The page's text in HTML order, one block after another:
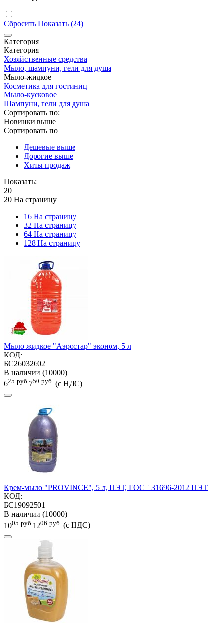
Сбросить Показать (24)
Категория
Категория
Хозяйственные средства
Мыло, шампуни, гели для душа
Мыло-жидкое
Косметика для гостиниц
Мыло-кусковое
Шампуни, гели для душа
Сортировать по:
Новинки выше
Сортировать по
Дешевые выше
Дорогие выше
Хиты продаж
Показать:
20
20 На страницу
16 На страницу
32 На страницу
64 На страницу
128 На страницу
Мыло жидкое "Аэростар" эконом, 5 л
КОД:
БС26032602
В наличии (10000)
625 руб. 750 руб. (с НДС)
Крем-мыло "PROVINCE", 5 л, ПЭТ, ГОСТ 31696-2012 ПЭТ
КОД:
БС19092501
В наличии (10000)
1005 руб. 1206 руб. (с НДС)